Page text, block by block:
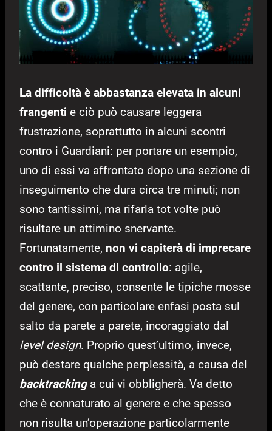
La difficoltà è abbastanza elevata in alcuni
frangenti e ciò può causare leggera
frustrazione, soprattutto in alcuni scontri
contro i Guardiani: per portare un esempio,
uno di essi va affrontato dopo una sezione di
inseguimento che dura circa tre minuti; non
sono tantissimi, ma rifarla tot volte può
risultare un attimino snervante.
Fortunatamente, non vi capiterà di imprecare
contro il sistema di controllo: agile,
scattante, preciso, consente le tipiche mosse
del genere, con particolare enfasi posta sul
salto da parete a parete, incoraggiato dal
level design. Proprio quest’ultimo, invece,
può destare qualche perplessità, a causa del
backtrackinga cui vi obbligherà. Va detto
che è connaturato al genere e che spesso
non risulta un’operazione particolarmente